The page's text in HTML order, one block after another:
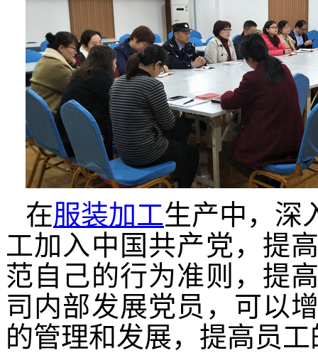
在服装加工生产中，深
工加入中国共产党，提
范自己的行为准则，提
司内部发展党员，可以
的管理和发展，提高员